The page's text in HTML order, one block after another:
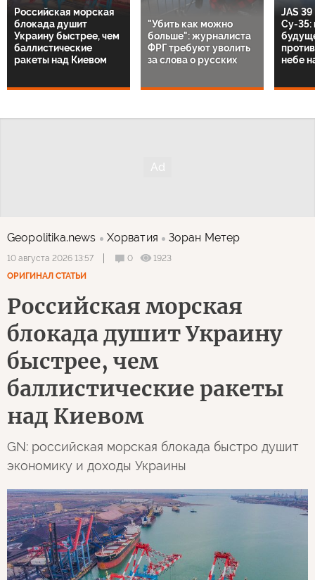
Российская морская
блокада душит
Украину быстрее, чем
баллистические
ракеты над Киевом
"Убить как можно
больше": журналиста
ФРГ требуют уволить
за слова о русских
JAS
Су-35:
небе
Geopolitika.news Хорватия Зоран Метер
10 августа 2026 13:57 0
1923
ОРИГИНАЛ СТАТЬИ
Российская морская
блокада душит Украину
быстрее, чем
баллистические ракеты
над Киевом
GN: российская морская блокада быстро душит
экономику и доходы Украины